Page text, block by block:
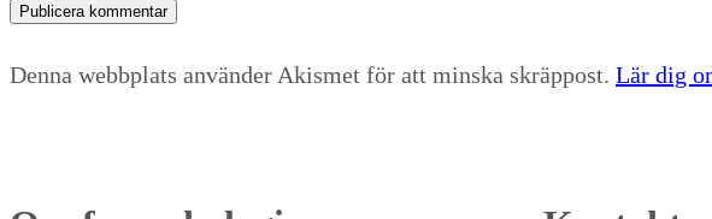
Denna webbplats använder Akismet för att minska skräppost. Lär dig